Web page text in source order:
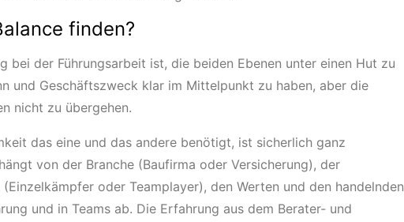
finden?
bei der Führungsarbeit ist, die beiden Ebenen unter einen Hut zu
und Geschäftszweck klar im Mittelpunkt zu haben, aber die
nicht zu übergehen.
das eine und das andere benötigt, ist sicherlich ganz
von der Branche (Baufirma oder Versicherung), der
oder Teamplayer), den Werten und den handelnden
und in Teams ab. Die Erfahrung aus dem Berater- und